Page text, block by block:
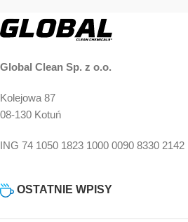
Global Clean Sp. z o.o.
Kolejowa 87
08-130 Kotuń
ING 74 1050 1823 1000 0090 8330 2142
OSTATNIE WPISY